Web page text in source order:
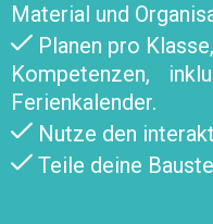
Material und
Planen pro
Kompetenzen,
Ferienkalender.
Nutze den
Teile deine